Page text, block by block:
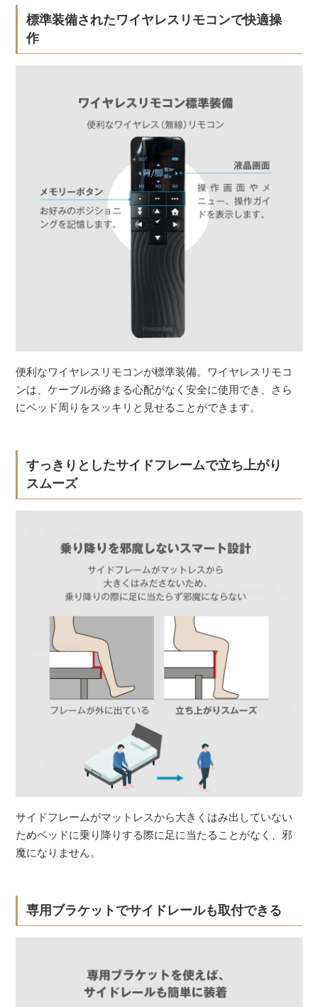
標準装備されたワイヤレスリモコンで快適操
作
便利なワイヤレスリモコンが標準装備。ワイヤレスリモコ
ンは、ケーブルが絡まる心配がなく安全に使用でき、さら
にベッド周りをスッキリと見せることができます。
すっきりとしたサイドフレームで立ち上がり
スムーズ
サイドフレームがマットレスから大きくはみ出していない
ためベッドに乗り降りする際に足に当たることがなく、邪
魔になりません。
専用ブラケットでサイドレールも取付できる